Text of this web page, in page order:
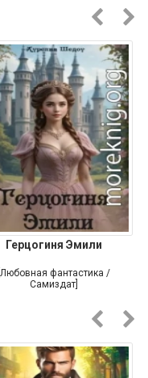
Герцогиня Эмили
[Любовная фантастика /
Самиздат]